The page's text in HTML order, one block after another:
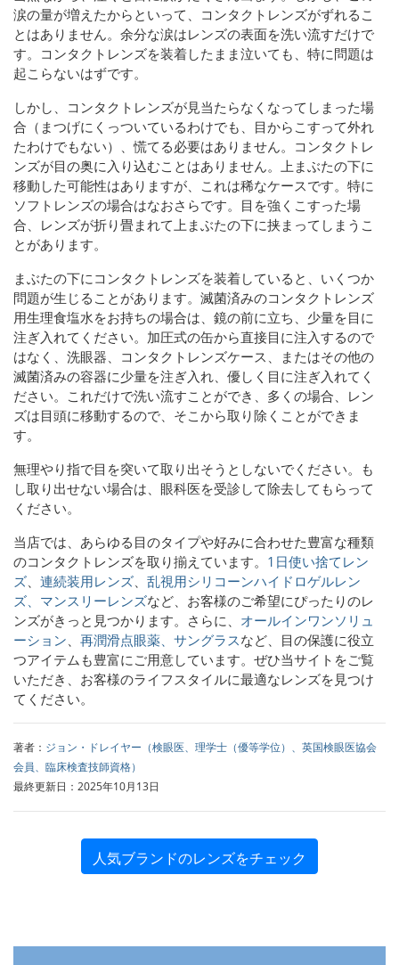
涙の量が増えたからといって、コンタクトレンズがずれるこ
とはありません。余分な涙はレンズの表面を洗い流すだけで
す。コンタクトレンズを装着したまま泣いても、特に問題は
起こらないはずです。
しかし、コンタクトレンズが見当たらなくなってしまった場
合（まつげにくっついているわけでも、目からこすって外れ
たわけでもない）、慌てる必要はありません。コンタクトレ
ンズが目の奥に入り込むことはありません。上まぶたの下に
移動した可能性はありますが、これは稀なケースです。特に
ソフトレンズの場合はなおさらです。目を強くこすった場
合、レンズが折り畳まれて上まぶたの下に挟まってしまうこ
とがあります。
まぶたの下にコンタクトレンズを装着していると、いくつか
問題が生じることがあります。滅菌済みのコンタクトレンズ
用生理食塩水をお持ちの場合は、鏡の前に立ち、少量を目に
注ぎ入れてください。加圧式の缶から直接目に注入するので
はなく、洗眼器、コンタクトレンズケース、またはその他の
滅菌済みの容器に少量を注ぎ入れ、優しく目に注ぎ入れてく
ださい。これだけで洗い流すことができ、多くの場合、レン
ズは目頭に移動するので、そこから取り除くことができま
す。
無理やり指で目を突いて取り出そうとしないでください。も
し取り出せない場合は、眼科医を受診して除去してもらって
ください。
当店では、 あらゆる目のタイプや好みに合わせた豊富な種類
のコンタクトレンズを取り揃えています。 1日使い捨てレン
ズ
連続装用レンズ
乱視用シリコーンハイドロゲルレン
ズ、 マンスリーレンズなど、お客様のご希望にぴったりのレ
ンズがきっと見つかります。さらに、 オールインワンソリュ
ーション
再潤滑点眼薬、 サングラスなど、 目の保護に役立
つアイテムも豊富にご用意しています。ぜひ当サイトをご覧
いただき、お客様のライフスタイルに最適なレンズを見つけ
てください。
著者： ジョン・ドレイヤー（検眼医、理学士（優等学位）、英国検眼医協会
会員、臨床検査技師資格）
最終更新日：2025年10月13日
人気ブランドのレンズをチェック